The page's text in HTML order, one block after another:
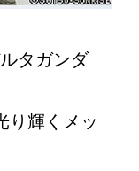
タガンダ
り輝くメッ